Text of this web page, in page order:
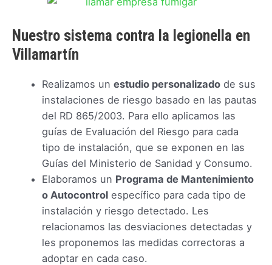
Nuestro sistema contra la legionella en
Villamartín
Realizamos unestudio personalizado de sus
instalaciones de riesgo basado en las pautas
del RD 865/2003. Para ello aplicamos las
guías de Evaluación del Riesgo para cada
tipo de instalación, que se exponen en las
Guías del Ministerio de Sanidad y Consumo.
Elaboramos un Programa de Mantenimiento
o Autocontrol específico para cada tipo de
instalación y riesgo detectado. Les
relacionamos las desviaciones detectadas y
les proponemos las medidas correctoras a
adoptar en cada caso.